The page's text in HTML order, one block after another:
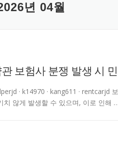
년 04월
보험사 분쟁 발생 시
· k14970 · kang611 · rentcarjd
치 않게 발생할 수 있으며, 이로 인해 …